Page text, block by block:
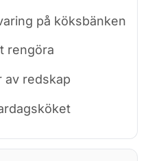
på köksbänken
rengöra
av redskap